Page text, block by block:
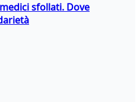
sfollati. Dove